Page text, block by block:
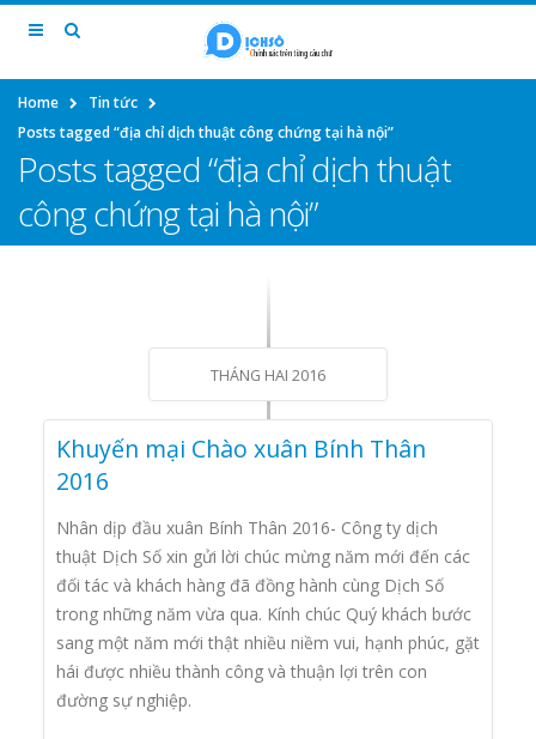
Home
Tin tức
Posts tagged “địa chỉ dịch thuật công chứng tại hà nội”
Posts tagged “địa chỉ dịch thuật
công chứng tại hà nội”
THÁNG HAI 2016
Khuyến mại Chào xuân Bính Thân
2016
Nhân dịp đầu xuân Bính Thân 2016- Công ty dịch
thuật Dịch Số xin gửi lời chúc mừng năm mới đến các
đối tác và khách hàng đã đồng hành cùng Dịch Số
trong những năm vừa qua. Kính chúc Quý khách bước
sang một năm mới thật nhiều niềm vui, hạnh phúc, gặt
hái được nhiều thành công và thuận lợi trên con
đường sự nghiệp.